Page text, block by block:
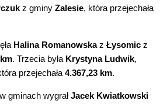
z gminy Zalesie, która przejechała
Halina Romanowskaz Łysomic z
. Trzecia była Krystyna Ludwik,
przejechała 4.367,23 km.
gminach wygrałJacek Kwiatkowski